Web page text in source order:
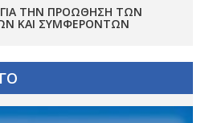
ΓΙΑ ΤΗΝ ΠΡΟΏΘΗΣΗ ΤΩΝ
ΚΑΙ ΣΥΜΦΕΡΌΝΤΩΝ